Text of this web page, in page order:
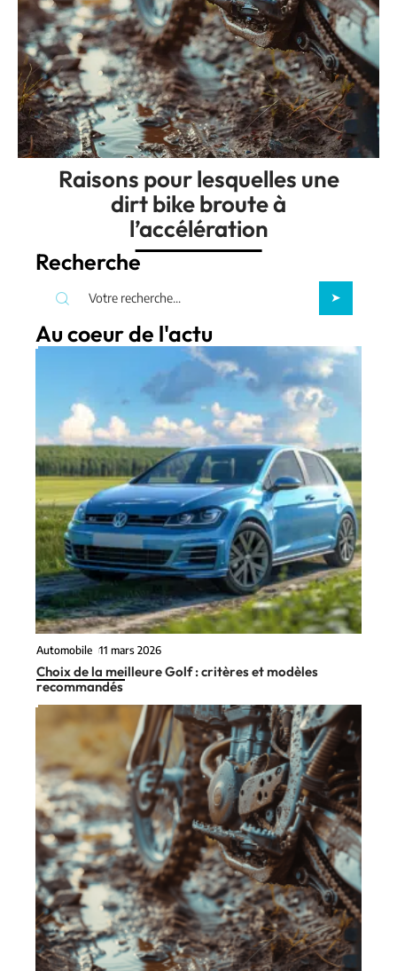
Raisons pour lesquelles une
dirt bike broute à
l’accélération
Recherche
Au coeur de l'actu
Automobile 11 mars 2026
Choix de la meilleure Golf : critères et modèles
recommandés